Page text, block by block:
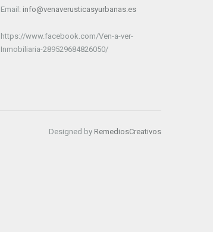
Email: info@venaverusticasyurbanas.es
https://www.facebook.com/Ven-a-ver-
Inmobiliaria-289529684826050/
Designed by RemediosCreativos